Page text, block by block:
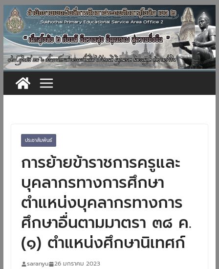
Skip
to
content
ประชาสัมพันธ์
การย้ายข้าราชการครูและ
บุคลากรทางการศึกษา
ตำแหน่งบุคลากรทางการ
ศึกษาอื่นตามมาตรา ๓๘ ค.
(๑) ตำแหน่งศึกษานิเทศก์
saranyu 26 มกราคม 2023